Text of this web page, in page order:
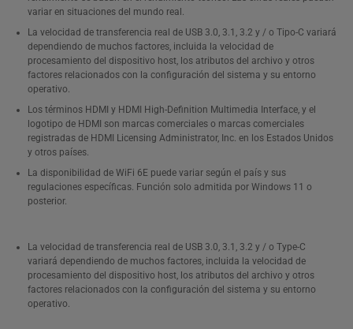
variar en situaciones del mundo real.
La velocidad de transferencia real de USB 3.0, 3.1, 3.2 y / o Tipo-C variará
dependiendo de muchos factores, incluida la velocidad de
procesamiento del dispositivo host, los atributos del archivo y otros
factores relacionados con la configuración del sistema y su entorno
operativo.
Los términos HDMI y HDMI High-Definition Multimedia Interface, y el
logotipo de HDMI son marcas comerciales o marcas comerciales
registradas de HDMI Licensing Administrator, Inc. en los Estados Unidos
y otros países.
La disponibilidad de WiFi 6E puede variar según el país y sus
regulaciones específicas. Función solo admitida por Windows 11 o
posterior.
La velocidad de transferencia real de USB 3.0, 3.1, 3.2 y / o Type-C
variará dependiendo de muchos factores, incluida la velocidad de
procesamiento del dispositivo host, los atributos del archivo y otros
factores relacionados con la configuración del sistema y su entorno
operativo.